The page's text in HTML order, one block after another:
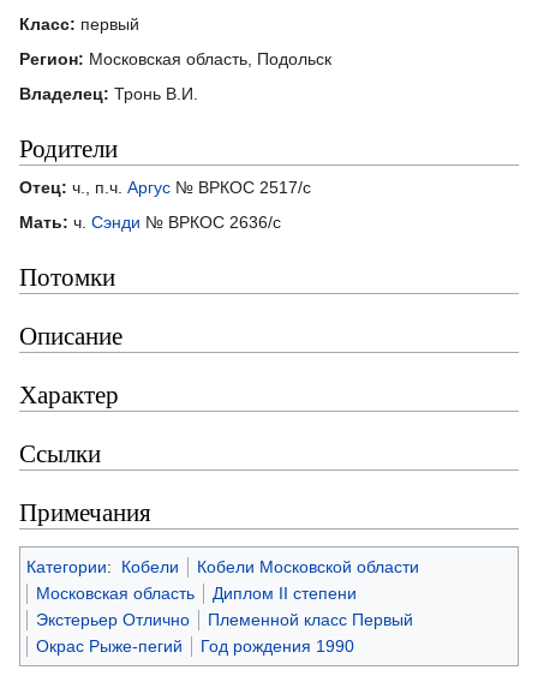
Класс: первый
Регион: Московская область, Подольск
Владелец: Тронь В.И.
Родители
Отец: ч., п.ч. Аргус № ВРКОС 2517/с
Мать: ч. Сэнди № ВРКОС 2636/с
Потомки
Описание
Характер
Ссылки
Примечания
Категории: Кобели
Кобели Московской области
Московская область
Диплом II степени
Экстерьер Отлично
Племенной класс Первый
Окрас Рыже-пегий
Год рождения 1990